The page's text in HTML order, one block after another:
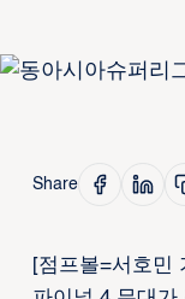
Share
[점프볼=서호민